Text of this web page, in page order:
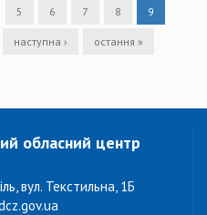
5 6 7 8 9
наступна › остання »
обласний центр
вул. Текстильна, 1Б